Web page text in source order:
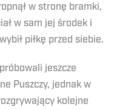
w stronę bramki,
w sam jej środek i
piłkę przed siebie.
jeszcze
Puszczy, jednak w
kolejne